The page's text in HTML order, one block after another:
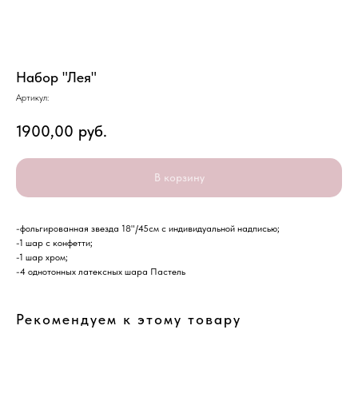
Набор "Лея"
Артикул:
1900,00 руб.
В корзину
-фольгированная звезда 18"/45см с индивидуальной надписью;
-1 шар с конфетти;
-1 шар хром;
-4 однотонных латексных шара Пастель
Рекомендуем к этому товару